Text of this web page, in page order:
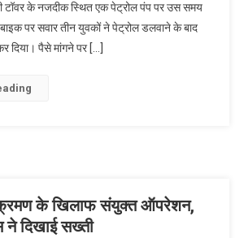
हंगामा
टॉवर के नजदीक स्थित एक पेट्रोल पंप पर उस समय
पर सवार तीन युवकों ने पेट्रोल डलवाने के बाद
दिया। पैसे मांगने पर […]
के खिलाफ संयुक्त ऑपरेशन,
दिखाई सख्ती